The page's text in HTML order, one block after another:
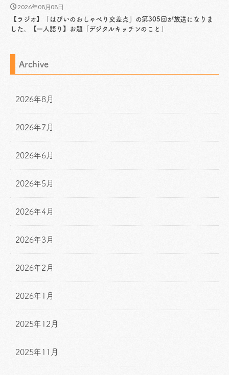
2026年08月08日
【ラジオ】「はぴいのおしゃべり交差点」の第305回が放送になりま
した。【一人語り】お題「デジタルキッチンのこと」
Archive
2026年8月
2026年7月
2026年6月
2026年5月
2026年4月
2026年3月
2026年2月
2026年1月
2025年12月
2025年11月